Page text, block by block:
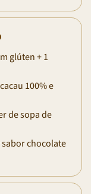
glúten + 1
100% e
de sopa de
chocolate